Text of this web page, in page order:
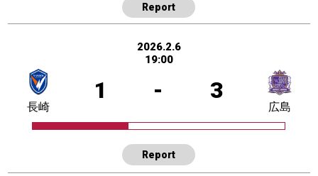
Report
2026.2.6
19:00
1 - 3
長崎 広島
Report